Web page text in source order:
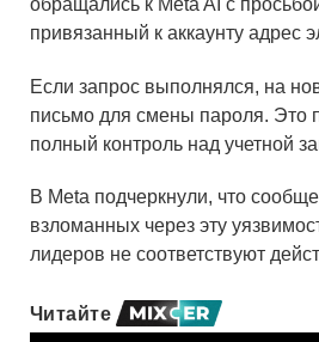
привязанный к аккаунту адрес
Если запрос выполнялся, на
письмо для смены пароля. Это
полный контроль над учетной
В Meta подчеркнули, что
взломанных через эту
лидеров не соответствуют
Читайте